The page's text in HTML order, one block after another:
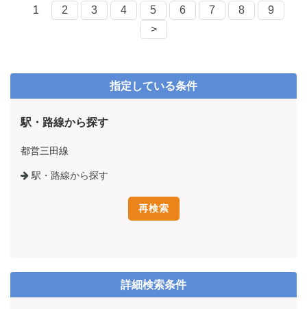
1 2 3 4 5 6 7 8
9
>
指定している条件
駅・路線から探す
都営三田線
駅・路線から探す
詳細検索条件